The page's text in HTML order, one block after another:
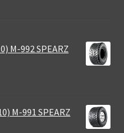
M-992 SPEARZ
M-991 SPEARZ